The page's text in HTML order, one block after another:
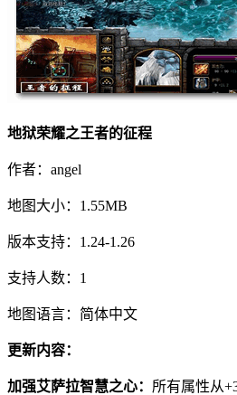
地狱荣耀之王者的征程
作者：angel
地图大小：1.55MB
版本支持：1.24-1.26
支持人数：1
地图语言：简体中文
更新内容：
加强艾萨拉智慧之心： 所有属性从